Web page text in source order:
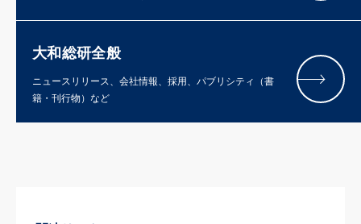
大和総研全般
ニュースリリース、会社情報、採用、パブリシティ（書
籍・刊行物）など